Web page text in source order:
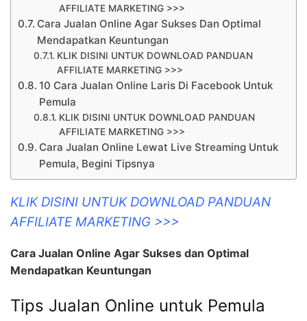
AFFILIATE MARKETING >>>
Cara Jualan Online Agar Sukses Dan Optimal
Mendapatkan Keuntungan
KLIK DISINI UNTUK DOWNLOAD PANDUAN
AFFILIATE MARKETING >>>
10 Cara Jualan Online Laris Di Facebook Untuk
Pemula
KLIK DISINI UNTUK DOWNLOAD PANDUAN
AFFILIATE MARKETING >>>
Cara Jualan Online Lewat Live Streaming Untuk
Pemula, Begini Tipsnya
KLIK DISINI UNTUK DOWNLOAD PANDUAN
AFFILIATE MARKETING >>>
Cara Jualan Online Agar Sukses dan Optimal
Mendapatkan Keuntungan
Tips Jualan Online untuk Pemula